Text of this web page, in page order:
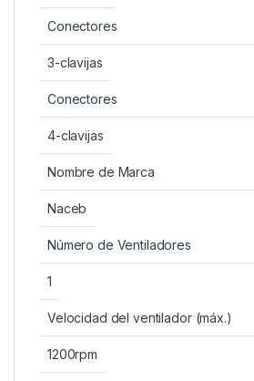
Conectores
3-clavijas
Conectores
4-clavijas
Nombre de Marca
Naceb
Número de Ventiladores
1
Velocidad del ventilador (máx.)
1200rpm